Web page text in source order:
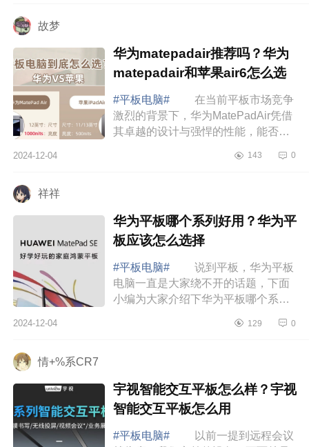
故梦
华为matepadair推荐吗？华为
matepadair和苹果air6怎么选
#平板电脑#
在当前平板市场竞争
激烈的背景下，华为MatePadAir凭借
其卓越的设计与强悍的性能，能否成
华为matepadair推荐吗 华为
2024-12-04 143 0
祥祥
华为平板哪个系列好用？华为平
板应该怎么选择
#平板电脑#
说到平板，华为平板
电脑一直是大家绕不开的话题，下面
小编为大家介绍下华为平板哪个系列
为平板哪个系列好用 【华为
2024-12-04 129 0
情+%系CR7
宇视智能交互平板怎么样？宇视
智能交互平板怎么用
#平板电脑#
以前一提到远程会议